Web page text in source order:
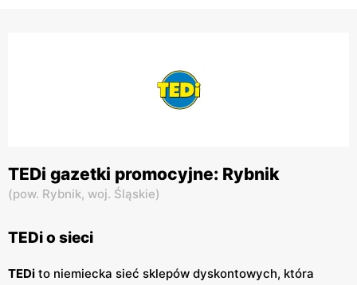
TEDi gazetki promocyjne: Rybnik
(pow. Rybnik, woj. Śląskie)
TEDi o sieci
TEDi to niemiecka sieć sklepów dyskontowych, która